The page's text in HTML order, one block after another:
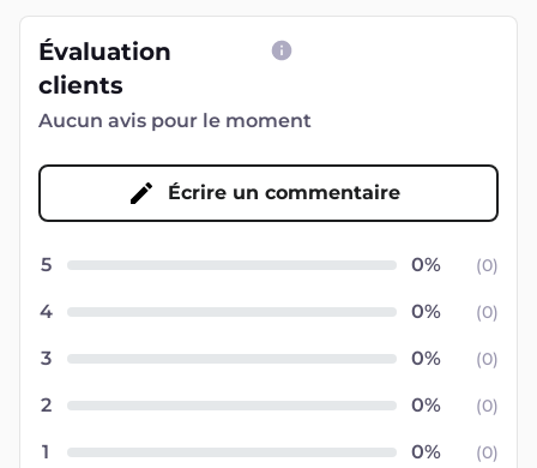
Évaluation
clients
Aucun avis pour le moment
Écrire un commentaire
5 (0)
4 (0)
3 (0)
2 (0)
1 (0)